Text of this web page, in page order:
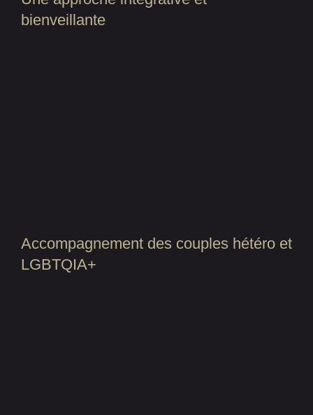
bienveillante
Accompagnement des couples hétéro et
LGBTQIA+